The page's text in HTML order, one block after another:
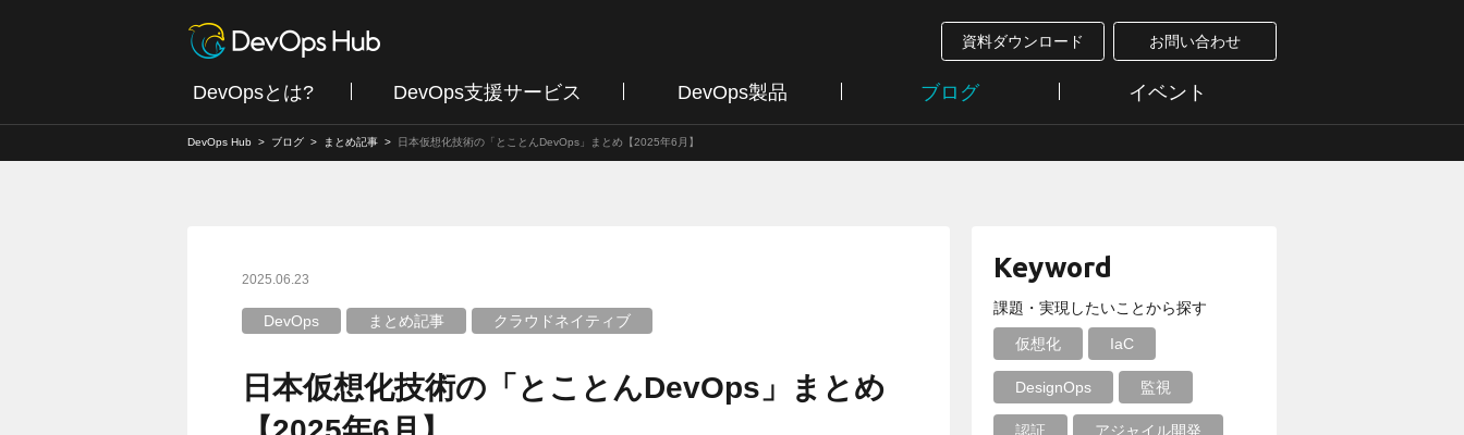
資料ダウンロード お問い合わせ
DevOpsとは? DevOps支援サービス DevOps製品 ブログ イベント
DevOps Hub ブログ まとめ記事 日本仮想化技術の「とことんDevOps」まとめ【2025年6月】
2025.06.23
DevOps まとめ記事 クラウドネイティブ
日本仮想化技術の「とことんDevOps」まとめ
Keyword
課題・実現したいことから探す
仮想化 IaC
DesignOps 監視
認証 アジャイル開発